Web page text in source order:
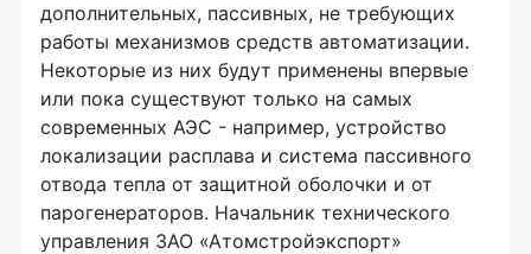
дополнительных, пассивных, не требующих
работы механизмов средств автоматизации.
Некоторые из них будут применены впервые
или пока существуют только на самых
современных АЭС - например, устройство
локализации расплава и система пассивного
отвода тепла от защитной оболочки и от
парогенераторов. Начальник технического
управления ЗАО «Атомстройэкспорт»